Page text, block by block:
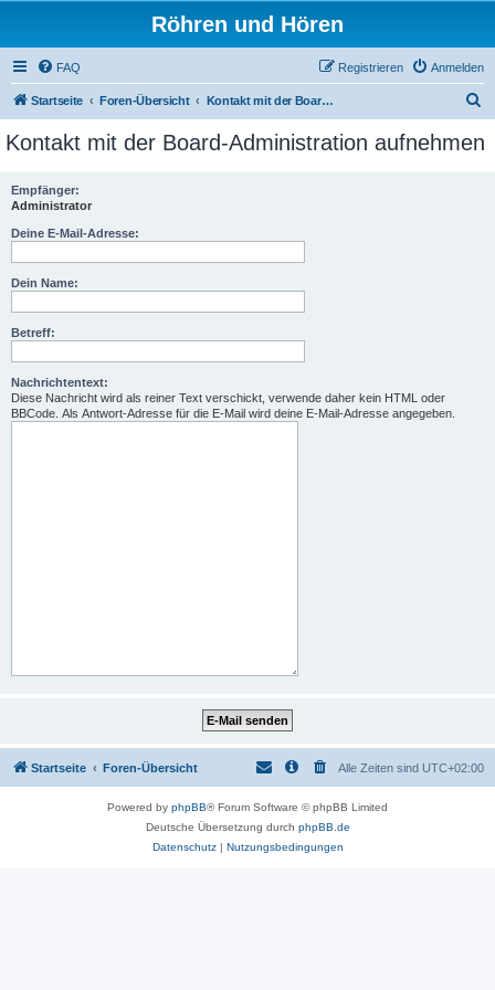
Röhren und Hören
FAQ Anmelden
Registrieren
Startseite Foren-Übersicht Kontakt mit der Board-Administration aufnehmen
c
Kontakt mit der Board-Administration aufnehmen
Empfänger:
Administrator
Deine E-Mail-Adresse:
Dein Name:
Betreff:
Nachrichtentext:
Diese Nachricht wird als reiner Text verschickt, verwende daher kein HTML oder
BBCode. Als Antwort-Adresse für die E-Mail wird deine E-Mail-Adresse angegeben.
Startseite Foren-Übersicht Alle Zeiten sind UTC+02:00
Powered by phpBB® Forum Software © phpBB Limited
Deutsche Übersetzung durch phpBB.de
Datenschutz| Nutzungsbedingungen